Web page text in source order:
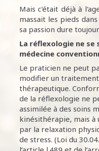
Mais c'était déjà à
massait les pieds
sa passion dure
La réflexologie ne se
médecine
Le praticien ne peut
modifier un
thérapeutique.
de la réflexologie ne
assimilée à des soins
kinésithérapie, mais
par la relaxation
de stress. (Loi du